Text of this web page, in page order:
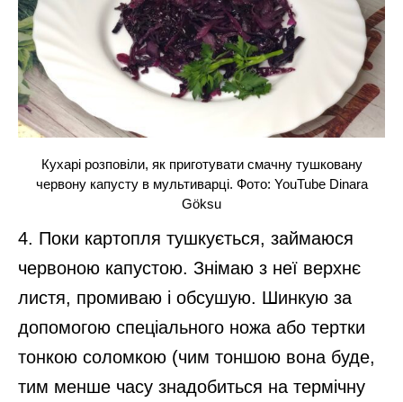
Кухарі розповіли, як приготувати смачну тушковану
червону капусту в мультиварці. Фото: YouTube Dinara
Göksu
4. Поки картопля тушкується, займаюся
червоною капустою. Знімаю з неї верхнє
листя, промиваю і обсушую. Шинкую за
допомогою спеціального ножа або тертки
тонкою соломкою (чим тоншою вона буде,
тим менше часу знадобиться на термічну